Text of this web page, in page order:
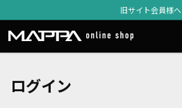
旧サイト会員様へ
ログイン